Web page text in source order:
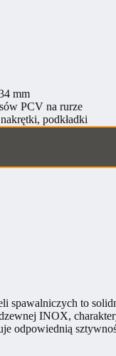
mm
PCV na rurze
podkładki
spawalniczych to
INOX,
odpowiednią